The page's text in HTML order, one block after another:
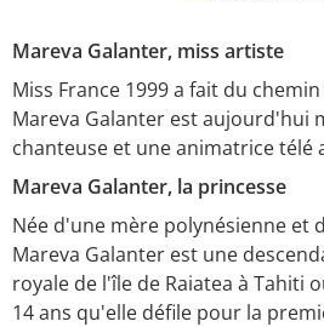
Mareva Galanter, miss artiste
Miss France 1999 a fait du
Mareva Galanter est aujourd'hui
chanteuse et une animatrice télé
Mareva Galanter, la princesse
Née d'une mère polynésienne et
Mareva Galanter est une
royale de l'île de Raiatea à Tahiti
14 ans qu'elle défile pour la